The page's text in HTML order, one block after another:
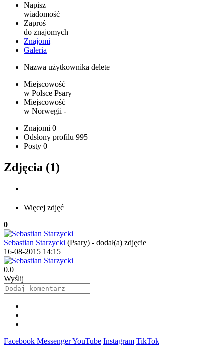
Napisz
wiadomość
Zaproś
do znajomych
Znajomi
Galeria
Nazwa użytkownika delete
Miejscowość
w Polsce Psary
Miejscowość
w Norwegii -
Znajomi 0
Odsłony profilu 995
Posty 0
Zdjęcia (1)
Więcej zdjęć
0
Sebastian Starzycki (Psary) - dodał(a) zdjęcie
16-08-2015 14:15
0.0
Wyślij
Facebook MessengerYouTube Instagram TikTok